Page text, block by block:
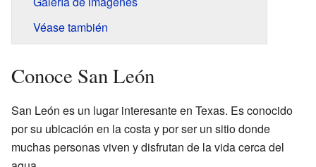
Véase también
Conoce San León
San León es un lugar interesante en Texas. Es conocido
por su ubicación en la costa y por ser un sitio donde
muchas personas viven y disfrutan de la vida cerca del